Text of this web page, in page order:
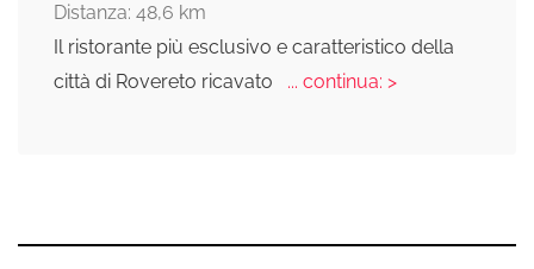
Distanza: 48,6 km
Il ristorante più esclusivo e caratteristico della
città di Rovereto ricavato
... continua: >